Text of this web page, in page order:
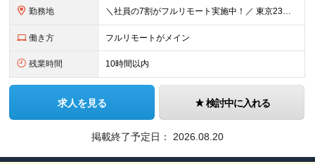
勤務地 ＼社員の7割がフルリモート実施中！／ 東京23区内など1都3県を中心としたプロジェクト先での勤務となります。 ※勤務地は希望を考慮します ≪本社≫ 東京都渋谷区恵比寿南1丁目3番7号 隅越ビル5階
働き方 フルリモートがメイン
残業時間 10時間以内
求人を見る 検討中に入れる
掲載終了予定日： 2026.08.20